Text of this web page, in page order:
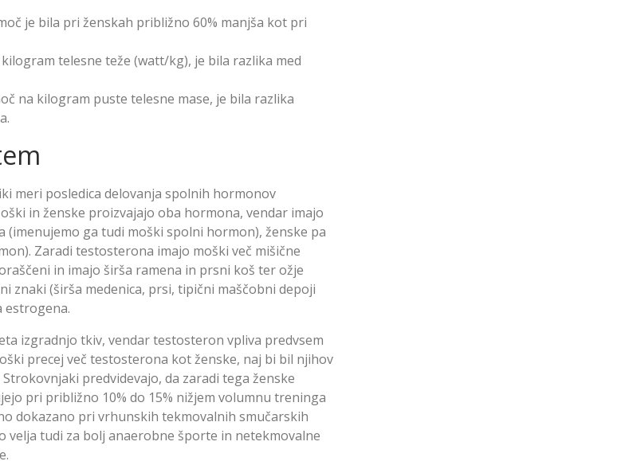
je bila pri ženskah približno 60% manjša kot pri
telesne teže (watt/kg), je bila razlika med
na kilogram puste telesne mase, je bila razlika
meri posledica delovanja spolnih hormonov
in ženske proizvajajo oba hormona, vendar imajo
(imenujemo ga tudi moški spolni hormon), ženske pa
Zaradi testosterona imajo moški več mišične
in imajo širša ramena in prsni koš ter ožje
znaki (širša medenica, prsi, tipični maščobni depoji
estrogena.
izgradnjo tkiv, vendar testosteron vpliva predvsem
precej več testosterona kot ženske, naj bi bil njihov
predvidevajo, da zaradi tega ženske
pri približno 10% do 15% nižjem volumnu treninga
dokazano pri vrhunskih tekmovalnih smučarskih
velja tudi za bolj anaerobne športe in netekmovalne